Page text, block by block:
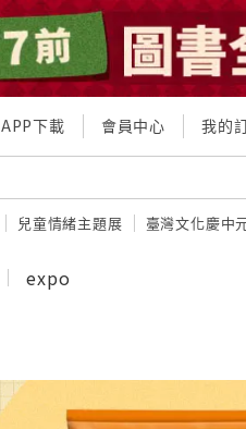
APP下載 會員中心 我的
兒童情緒主題展 臺灣文化慶中
expo